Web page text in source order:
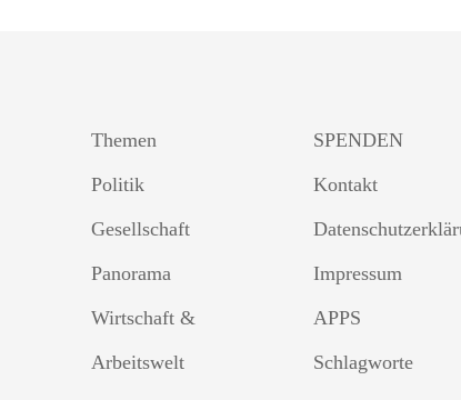
Themen
Politik
Gesellschaft
Panorama
Wirtschaft &
Arbeitswelt
SPENDEN
Kontakt
Impressum
APPS
Schlagworte